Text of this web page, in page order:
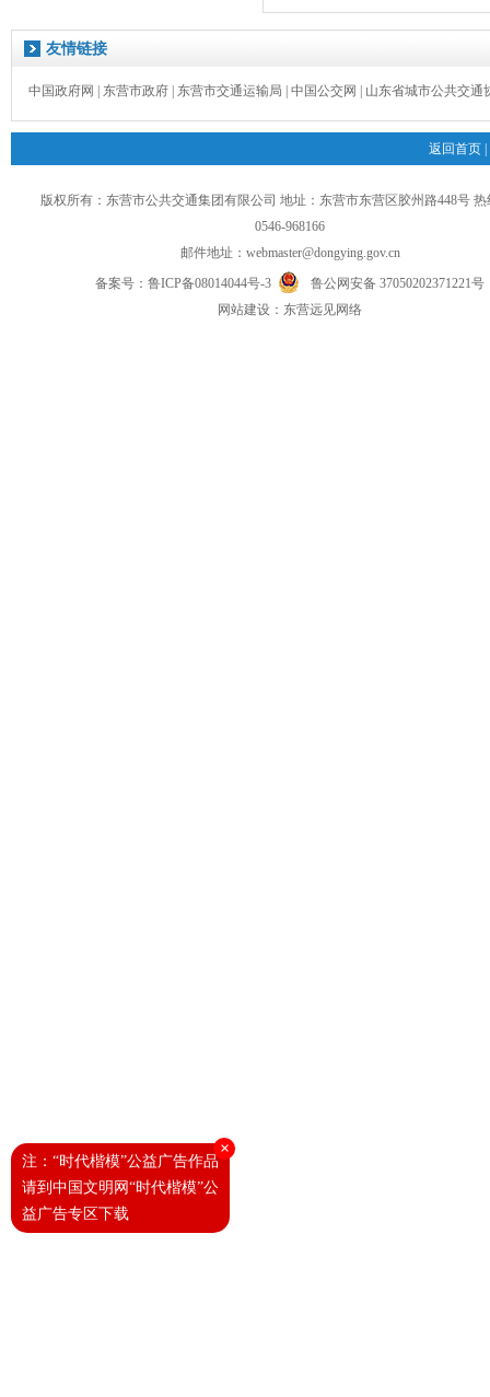
友情链接
中国政府网 东营市政府 东营市交通运输局 中国公交网 山东省城市公共交通
返回首页
版权所有：东营市公共交通集团有限公司 地址：东营市东营区胶州路448号
0546-968166
邮件地址： webmaster@dongying.gov.cn
备案号： 鲁ICP备08014044号-3
鲁公网安备 37050202371221号
网站建设： 东营远见网络
×
注：“时代楷模”公益广告作品
请到中国文明网“时代楷模”公
益广告专区下载